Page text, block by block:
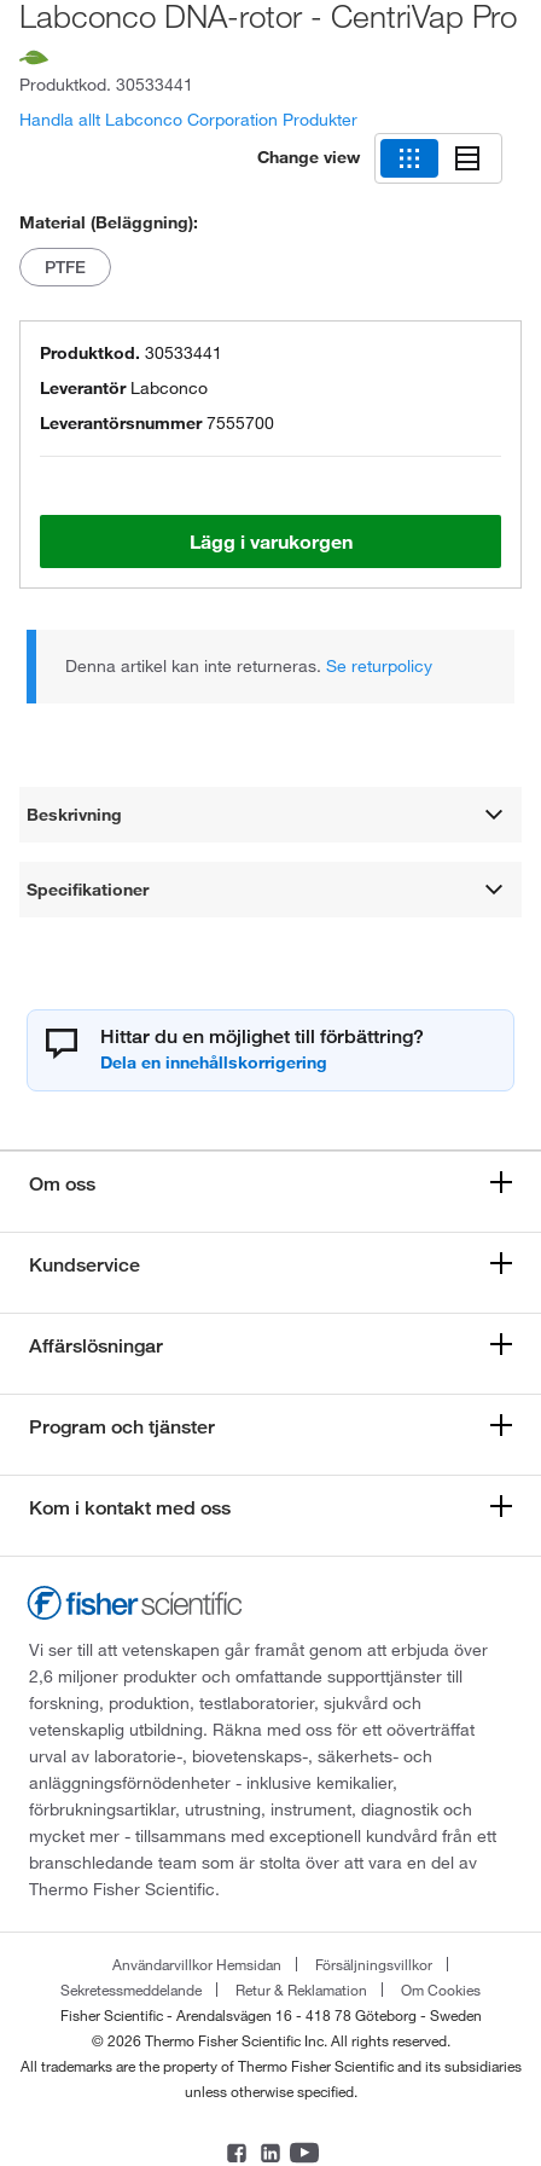
Labconco DNA-rotor - CentriVap Pro
Produktkod. 30533441
Handla allt Labconco Corporation Produkter
Change view
Material (Beläggning):
PTFE
Produktkod. 30533441
Leverantör Labconco
Leverantörsnummer 7555700
Lägg i varukorgen
Denna artikel kan inte returneras.Se returpolicy
Beskrivning
Specifikationer
Hittar du en möjlighet till förbättring?
Om oss
Kundservice
Affärslösningar
Program och tjänster
Kom i kontakt med oss
Vi ser till att vetenskapen går framåt genom att erbjuda över
2,6 miljoner produkter och omfattande supporttjänster till
forskning, produktion, testlaboratorier, sjukvård och
vetenskaplig utbildning. Räkna med oss för ett oöverträffat
urval av laboratorie-, biovetenskaps-, säkerhets- och
anläggningsförnödenheter - inklusive kemikalier,
förbrukningsartiklar, utrustning, instrument, diagnostik och
mycket mer - tillsammans med exceptionell kundvård från ett
branschledande team som är stolta över att vara en del av
Thermo Fisher Scientific.
Användarvillkor Hemsidan
Försäljningsvillkor
Sekretessmeddelande
Retur & Reklamation
Om Cookies
Fisher Scientific - Arendalsvägen 16 - 418 78 Göteborg - Sweden
© 2026 Thermo Fisher Scientific Inc. All rights reserved.
All trademarks are the property of Thermo Fisher Scientific and its subsidiaries
unless otherwise specified.